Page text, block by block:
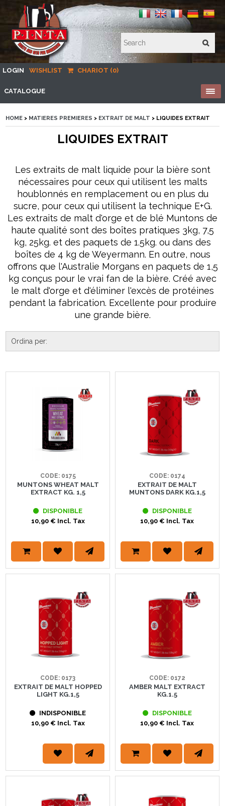
LOGIN WISHLIST CHARIOT (0)
CATALOGUE
HOME > MATIERES PREMIERES > EXTRAIT DE MALT > LIQUIDES EXTRAIT
LIQUIDES EXTRAIT
Les extraits de malt liquide pour la bière sont
nécessaires pour ceux qui utilisent les malts
houblonnés en remplacement ou en plus du
sucre, pour ceux qui utilisent la technique E+G.
Les extraits de malt d'orge et de blé Muntons de
haute qualité sont des boîtes pratiques 3kg, 7,5
kg, 25kg. et des paquets de 1.5kg. ou dans des
boîtes de 4 kg de Weyermann. En outre, nous
offrons que l'Australie Morgans en paquets de 1,5
kg conçus pour le vrai fan de la bière. Créé avec
le malt d'orge et d'éliminer l'excès de protéines
pendant la fabrication. Excellente pour produire
une grande bière.
CODE: 0175
MUNTONS WHEAT MALT
EXTRACT KG. 1,5
DISPONIBLE
10,90 € Incl. Tax
CODE: 0174
EXTRAIT DE MALT
MUNTONS DARK KG.1,5
DISPONIBLE
10,90 € Incl. Tax
CODE: 0173
EXTRAIT DE MALT HOPPED
LIGHT KG.1,5
INDISPONIBLE
10,90 € Incl. Tax
CODE: 0172
AMBER MALT EXTRACT
KG.1.5
DISPONIBLE
10,90 € Incl. Tax